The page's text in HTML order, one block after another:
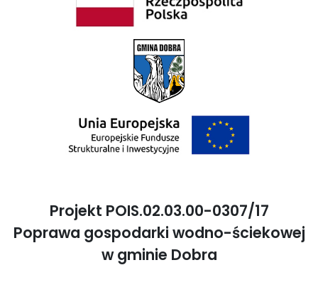
Projekt POIS.02.03.00-0307/17
Poprawa gospodarki wodno-ściekowej
w gminie Dobra